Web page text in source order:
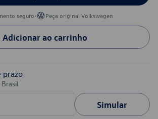
seguro• Peça original Volkswagen
Adicionar ao carrinho
prazo
Simular